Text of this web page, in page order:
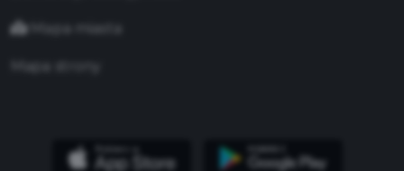
Mapa miasta
Mapa strony